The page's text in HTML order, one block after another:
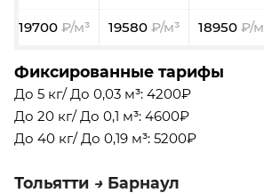
19700 19580 18950
Фиксированные тарифы
До 5 кг/ До 0,03 м³: 4200₽
До 20 кг/ До 0,1 м³: 4600₽
До 40 кг/ До 0,19 м³: 5200₽
Тольятти Барнаул